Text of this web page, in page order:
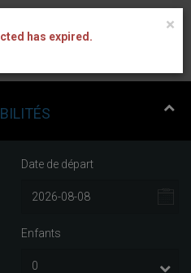
Date de départ
Enfants
×
has expired.